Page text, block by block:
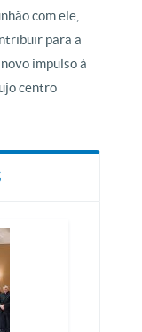
com ele,
para a
impulso à
centro